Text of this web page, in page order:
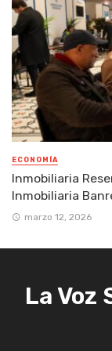
ECONOMÍA
Inmobiliaria
Inmobiliaria
marzo 12, 2026
La Voz